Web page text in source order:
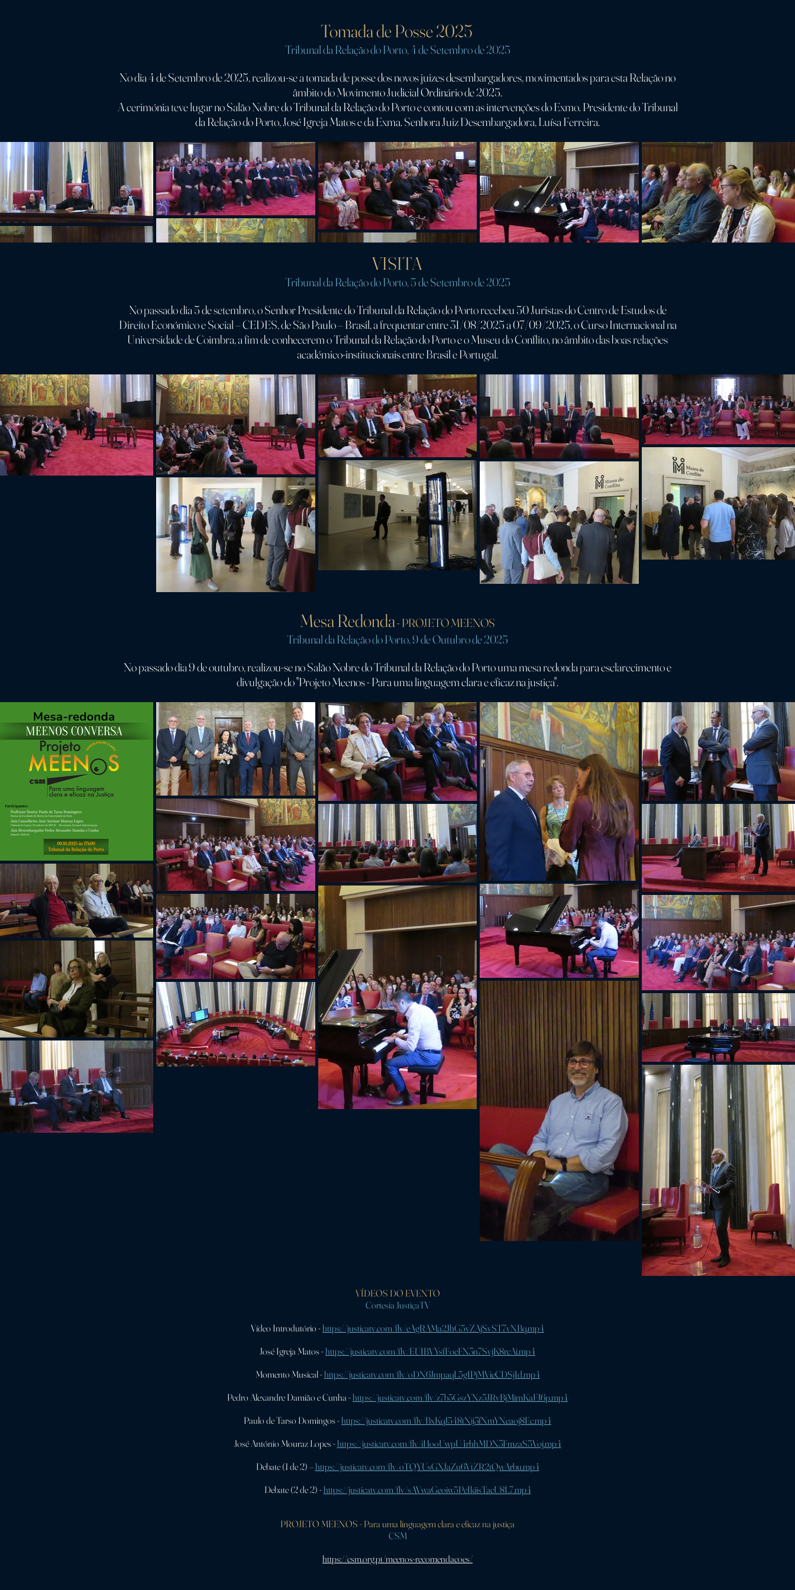
Tomada de Posse 2025
Tribunal da Relação do Porto, 4 de Setembro de 2025
No dia 4 de Setembro de 2025, realizou-se a tomada de posse dos novos juizes desembargadores, movimentados para esta Relação no
âmbito do Movimento Judicial Ordinário de 2025.
A cerimónia teve lugar no Salão Nobre do Tribunal da Relação do Porto e contou com as intervenções do Exmo. Presidente do Tribunal
da Relação do Porto, José Igreja Matos e da Exma. Senhora Juiz Desembargadora, Luísa Ferreira.
Discursos
Exmo. Senhor Presidente do Tribunal da Relação do Porto, Dr. José Igreja Matos
Exma. Senhora Desembargadora, Dra. Luísa Ferreira
VISITA
Tribunal da Relação do Porto, 5 de Setembro de 2025
No passado dia 5 de setembro, o Senhor Presidente do Tribunal da Relação do Porto recebeu 50 Juristas do Centro de Estudos de
Direito Económico e Social – CEDES, de São Paulo – Brasil, a frequentar entre 31/08/2025 a 07/09/2025, o Curso Internacional na
Universidade de Coimbra, a fim de conhecerem o Tribunal da Relação do Porto e o Museu do Conflito, no âmbito das boas relações
académico-institucionais entre Brasil e Portugal.
Mesa Redonda- PROJETO MEENOS
Tribunal da Relação do Porto, 9 de Outubro de 2025
No passado dia 9 de outubro, realizou-se no Salão Nobre do Tribunal da Relação do Porto uma mesa redonda para esclarecimento e
divulgação do "Projeto Meenos - Para uma linguagem clara e eficaz na justiça".
VÍDEOS DO EVENTO
Cortesia JustiçaTV
Vídeo Introdutório - https://justicatv.com/flv/eAgRAMa2JhG5vZAjSvST7vNBq.mp4
José Igreja Matos - https://justicatv.com/flv/EUIBVYsfFoeFN3n7SvjK8rcAi.mp4
Momento Musical - https://justicatv.com/flv/oDN6JmpaqL5gIPjMVieCDSjId.mp4
Pedro Alexandre Damião e Cunha - https://justicatv.com/flv/z7b5GszYNz5JRvBjMimKaFJ6p.mp4
Paulo de Tarso Domingos - https://justicatv.com/flv/BxKqJ548tNij3fNmYNeaoj8Ec.mp4
José António Mouraz Lopes - https://justicatv.com/flv/iHooUwpU4rhhMDN3FmzaS5Voj.mp4
Debate (1 de 2) – https://justicatv.com/flv/oTQYUsGXJaZu6VtZR2tQwArbu.mp4
Debate (2 de 2) - https://justicatv.com/flv/sAVwaGeoiw5PeIkiisTacU8L7.mp4
PROJETO MEENOS - Para uma linguagem clara e eficaz na justiça
CSM
https://csm.org.pt/meenos-recomendacoes/